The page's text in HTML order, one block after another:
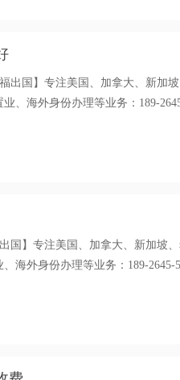
出国】专注美国、加拿大、新加
、海外身份办理等业务：189-
国】专注美国、加拿大、新加坡
海外身份办理等业务：189-2645-